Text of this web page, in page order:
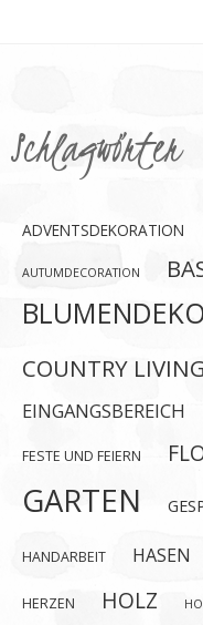
Schlagwörter
ADVENTSDEKORATION
AUTUMDECORATION
COUNTRY LIVING
EINGANGSBEREICH
FESTE UND FEIERN
GARTEN
HANDARBEIT HASEN
HERZEN HOLZ